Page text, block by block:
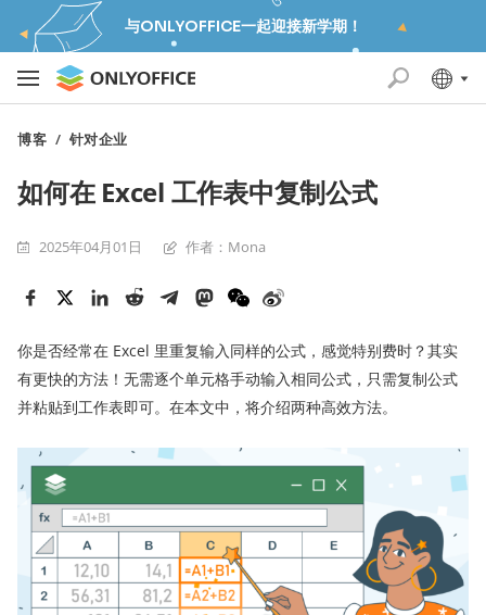
与ONLYOFFICE一起迎接新学期！
博客 / 针对企业
如何在 Excel 工作表中复制公式
2025年04月01日 作者：Mona
你是否经常在 Excel 里重复输入同样的公式，感觉特别费时？其实
有更快的方法！无需逐个单元格手动输入相同公式，只需复制公式
并粘贴到工作表即可。在本文中，将介绍两种高效方法。